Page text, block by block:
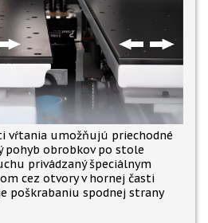
vŕtania umožňujú priechodné
pohyb obrobkov po stole
privádzaný špeciálnym
cez otvory v hornej časti
poškrabaniu spodnej strany